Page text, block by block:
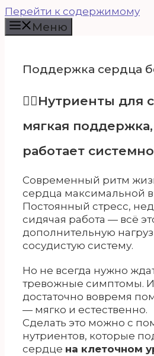
Перейти к содержимому
Меню
Поддержка сердца
👍🏻Нутриенты для
мягкая
работает системно
Современный ритм
сердца максимальной
Постоянный стресс,
сидячая работа — всё
дополнительную
сосудистую систему.
Но не всегда нужно
тревожные симптомы.
достаточно вовремя
— мягко и естественно.
Сделать это можно с
нутриентов, которые
сердце на клеточном